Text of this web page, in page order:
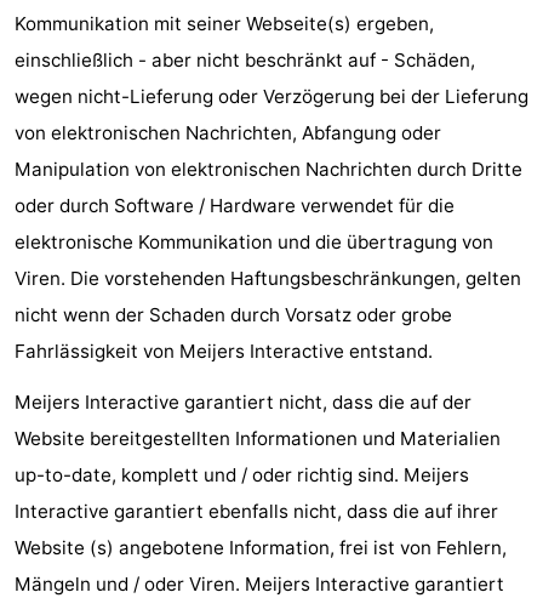
Bauernhöfe
-
Spielplätze
-
Indoor-
Spielplätze
-
Minigolfplätze
Wellness-
Zentren
Dörfer
&
Städte
Natur
Sport
Schwimmbader
-
Wandern
-
Kommunikation mit seiner Webseite(s) ergeben,
einschließlich - aber nicht beschränkt auf - Schäden,
wegen nicht-Lieferung oder Verzögerung bei der Lieferung
von elektronischen Nachrichten, Abfangung oder
Manipulation von elektronischen Nachrichten durch Dritte
oder durch Software / Hardware verwendet für die
elektronische Kommunikation und die übertragung von
Viren. Die vorstehenden Haftungsbeschränkungen, gelten
nicht wenn der Schaden durch Vorsatz oder grobe
Fahrlässigkeit von Meijers Interactive entstand.
Meijers Interactive garantiert nicht, dass die auf der
Website bereitgestellten Informationen und Materialien
up-to-date, komplett und / oder richtig sind. Meijers
Interactive garantiert ebenfalls nicht, dass die auf ihrer
Website (s) angebotene Information, frei ist von Fehlern,
Mängeln und / oder Viren. Meijers Interactive garantiert